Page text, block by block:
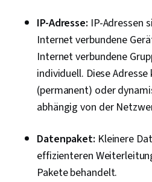
Cyber-Angriffe,
Befehle,
Benutzerkonten,
Datenbanken, Unix-
(Computing), Linux-
Management,
Netzarchitektur,
(VPN), Computer-
IP-Adresse: IP-Adressen
Internet verbundene
Internet verbundene
individuell. Diese
(permanent) oder
abhängig von der
Datenpaket: Kleinere
effizienteren
Pakete behandelt.